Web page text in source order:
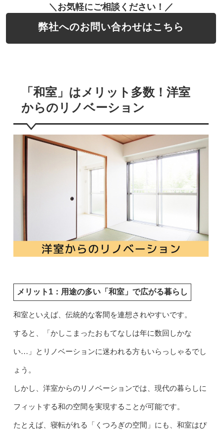
＼お気軽にご相談ください！／
弊社へのお問い合わせはこちら
「和室」はメリット多数！洋室
からのリノベーション
メリット1：用途の多い「和室」で広がる暮らし
和室といえば、伝統的な客間を連想されやすいです。
すると、「かしこまったおもてなしは年に数回しかな
い…」とリノベーションに迷われる方もいらっしゃるでし
ょう。
しかし、洋室からのリノベーションでは、現代の暮らしに
フィットする和の空間を実現することが可能です。
たとえば、寝転がれる「くつろぎの空間」にも、和室はぴ